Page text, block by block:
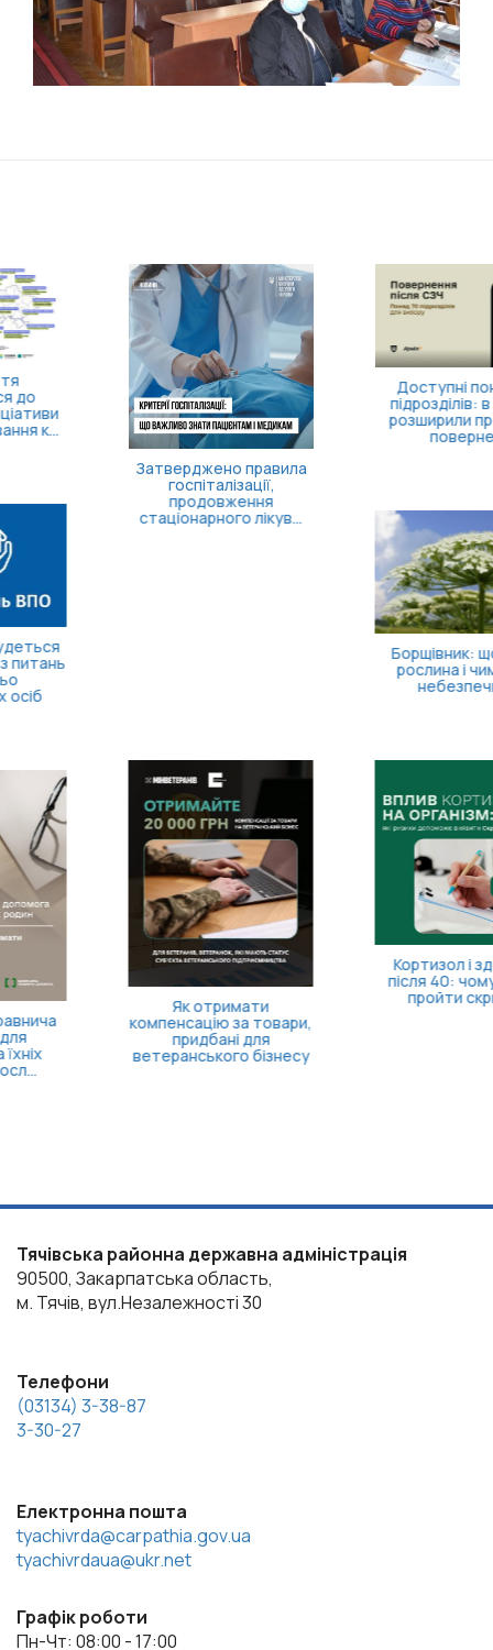
Затверджено правила
госпіталізації,
продовження
стаціонарного лікув...
Доступні понад 70
підрозділів: в Україні
розширили програму
Борщівник: що це за
рослина і чим вона
небезпечна?
компенсацію за товари,
ветеранського бізнесу
Кортизол і здоров’я
після 40: чому варто
пройти скринінг
Тячівська районна державна адміністрація
90500, Закарпатська область,
м. Тячів, вул.Незалежності 30
Телефони
(03134) 3-38-87
3-30-27
Електронна пошта
tyachivrda@carpathia.gov.ua
tyachivrdaua@ukr.net
Графік роботи
Пн-Чт: 08:00 - 17:00